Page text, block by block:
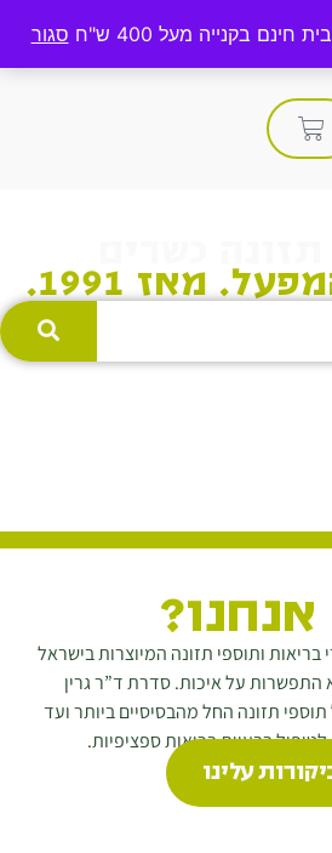
בקנייה מעל 400 ש"ח סגור
מאז 1991.
אנחנו?
בריאות ותוספי תזונה המיוצרות בישראל
התפשרות על איכות. סדרת ד”ר גרין
תזונה החל מהבסיסיים ביותר ועד
בבעיות בריאות ספציפיות.
עלינו